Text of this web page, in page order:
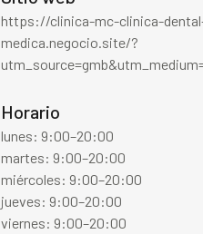
https://clinica-mc-clinica-
medica.negocio.site/?
Horario
lunes: 9:00–20:00
martes: 9:00–20:00
miércoles: 9:00–20:00
jueves: 9:00–20:00
viernes: 9:00–20:00